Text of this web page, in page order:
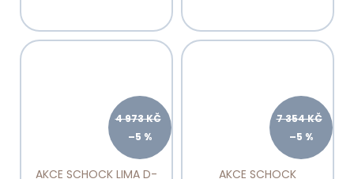
4 973 KČ
–5 %
AKCE SCHOCK LIMA D-
7 354 KČ
–5 %
AKCE SCHOCK